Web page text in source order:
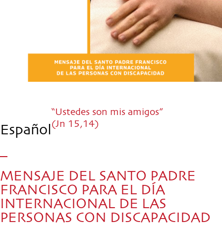
Español
MENSAJE DEL SANTO PADRE
FRANCISCO PARA EL DÍA
INTERNACIONAL DE LAS
PERSONAS CON DISCAPACIDAD
“Ustedes son mis amigos”
(Jn 15,14)